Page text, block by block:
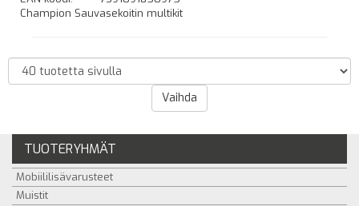
Champion Sauvasekoitin multikit
TUOTERYHMÄT
Mobiililisävarusteet
Muistit